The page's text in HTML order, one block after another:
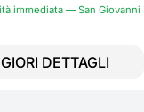
immediata — San Giovanni
DETTAGLI